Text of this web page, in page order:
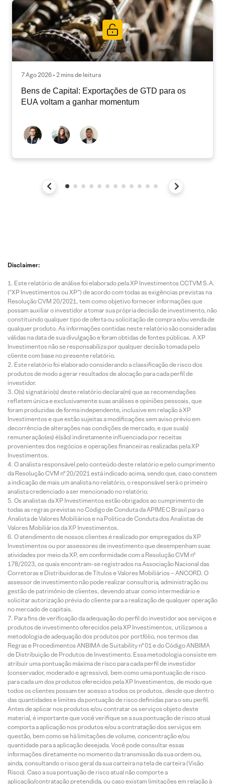
7 Ago 2026 • 2 mins de leitura
Bens de Capital: Exportações de GTD para os
EUA voltam a ganhar momentum
Disclaimer:
Este relatório de análise foi elaborado pela XP Investimentos CCTVM S.A.
(“XP Investimentos ou XP”) de acordo com todas as exigências previstas na
Resolução CVM 20/2021, tem como objetivo fornecer informações que
possam auxiliar o investidor a tomar sua própria decisão de investimento, não
constituindo qualquer tipo de oferta ou solicitação de compra e/ou venda de
qualquer produto. As informações contidas neste relatório são consideradas
válidas na data de sua divulgação e foram obtidas de fontes públicas. A XP
Investimentos não se responsabiliza por qualquer decisão tomada pelo
cliente com base no presente relatório.
Este relatório foi elaborado considerando a classificação de risco dos
produtos de modo a gerar resultados de alocação para cada perfil de
investidor.
O(s) signatário(s) deste relatório declara(m) que as recomendações
refletem única e exclusivamente suas análises e opiniões pessoais, que
foram produzidas de forma independente, inclusive em relação à XP
Investimentos e que estão sujeitas a modificações sem aviso prévio em
decorrência de alterações nas condições de mercado, e que sua(s)
remuneração(es) é(são) indiretamente influenciada por receitas
provenientes dos negócios e operações financeiras realizadas pela XP
Investimentos.
O analista responsável pelo conteúdo deste relatório e pelo cumprimento
da Resolução CVM nº 20/2021 está indicado acima, sendo que, caso constem
a indicação de mais um analista no relatório, o responsável será o primeiro
analista credenciado a ser mencionado no relatório.
Os analistas da XP Investimentos estão obrigados ao cumprimento de
todas as regras previstas no Código de Conduta da APIMEC Brasil para o
Analista de Valores Mobiliários e na Política de Conduta dos Analistas de
Valores Mobiliários da XP Investimentos.
O atendimento de nossos clientes é realizado por empregados da XP
Investimentos ou por assessores de investimento que desempenham suas
atividades por meio da XP, em conformidade com a Resolução CVM nº
178/2023, os quais encontram-se registrados na Associação Nacional das
Corretoras e Distribuidoras de Títulos e Valores Mobiliários – ANCORD. O
assessor de investimento não pode realizar consultoria, administração ou
gestão de patrimônio de clientes, devendo atuar como intermediário e
solicitar autorização prévia do cliente para a realização de qualquer operação
no mercado de capitais.
Para fins de verificação da adequação do perfil do investidor aos serviços e
produtos de investimento oferecidos pela XP Investimentos, utilizamos a
metodologia de adequação dos produtos por portfólio, nos termos das
Regras e Procedimentos ANBIMA de Suitability nº 01 e do Código ANBIMA
de Distribuição de Produtos de Investimento. Essa metodologia consiste em
atribuir uma pontuação máxima de risco para cada perfil de investidor
(conservador, moderado e agressivo), bem como uma pontuação de risco
para cada um dos produtos oferecidos pela XP Investimentos, de modo que
todos os clientes possam ter acesso a todos os produtos, desde que dentro
das quantidades e limites da pontuação de risco definidas para o seu perfil.
Antes de aplicar nos produtos e/ou contratar os serviços objeto deste
material, é importante que você verifique se a sua pontuação de risco atual
comporta a aplicação nos produtos e/ou a contratação dos serviços em
questão, bem como se há limitações de volume, concentração e/ou
quantidade para a aplicação desejada. Você pode consultar essas
informações diretamente no momento da transmissão da sua ordem ou,
ainda, consultando o risco geral da sua carteira na tela de carteira (Visão
Risco). Caso a sua pontuação de risco atual não comporte a
aplicação/contratação pretendida, ou caso existam limitações em relação à